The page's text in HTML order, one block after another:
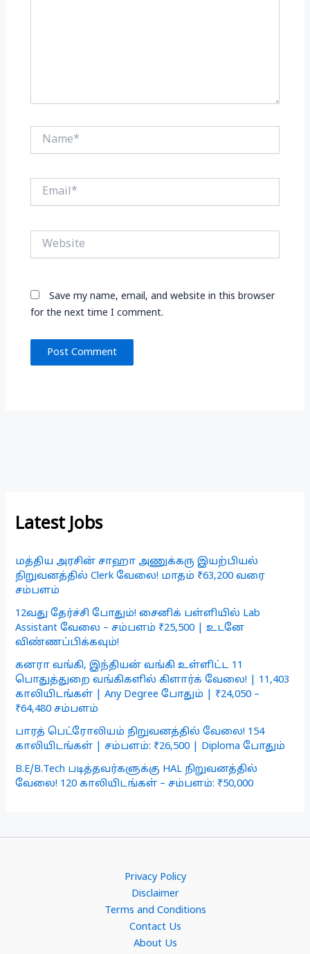
Name*
Email*
Website
Save my name, email, and website in this browser
for the next time I comment.
Latest Jobs
மத்திய அரசின் சாஹா அணுக்கரு இயற்பியல்
நிறுவனத்தில் Clerk வேலை! மாதம் ₹63,200 வரை
சம்பளம்
12வது தேர்ச்சி போதும்! சைனிக் பள்ளியில் Lab
Assistant வேலை – சம்பளம் ₹25,500 | உடனே
விண்ணப்பிக்கவும்!
கனரா வங்கி, இந்தியன் வங்கி உள்ளிட்ட 11
பொதுத்துறை வங்கிகளில் கிளார்க் வேலை! | 11,403
காலியிடங்கள் | Any Degree போதும் | ₹24,050 –
₹64,480 சம்பளம்
பாரத் பெட்ரோலியம் நிறுவனத்தில் வேலை! 154
காலியிடங்கள் | சம்பளம்: ₹26,500 | Diploma போதும்
B.E/B.Tech படித்தவர்களுக்கு HAL நிறுவனத்தில்
வேலை! 120 காலியிடங்கள் – சம்பளம்: ₹50,000
Privacy Policy
Disclaimer
Terms and Conditions
Contact Us
About Us